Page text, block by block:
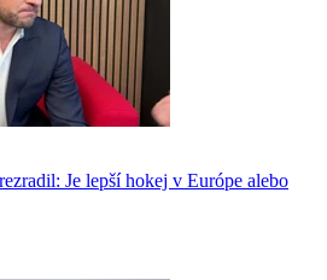
Je lepší hokej v Európe alebo